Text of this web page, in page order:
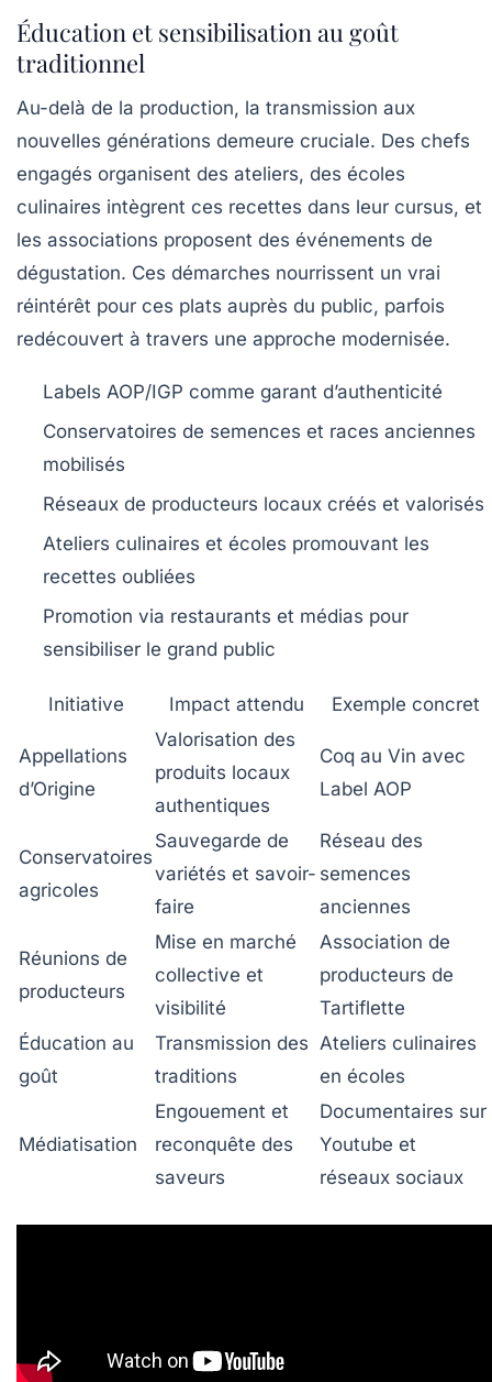
Éducation et sensibilisation au goût
traditionnel
Au-delà de la production, la transmission aux
nouvelles générations demeure cruciale. Des chefs
engagés organisent des ateliers, des écoles
culinaires intègrent ces recettes dans leur cursus, et
les associations proposent des événements de
dégustation. Ces démarches nourrissent un vrai
réintérêt pour ces plats auprès du public, parfois
redécouvert à travers une approche modernisée.
Labels AOP/IGP comme garant d’authenticité
Conservatoires de semences et races anciennes
mobilisés
Réseaux de producteurs locaux créés et valorisés
Ateliers culinaires et écoles promouvant les
recettes oubliées
Promotion via restaurants et médias pour
sensibiliser le grand public
Initiative Impact attendu Exemple concret
Appellations
d’Origine
Valorisation des
produits locaux
authentiques
Coq au Vin avec
Label AOP
Conservatoires
agricoles
Sauvegarde de
variétés et savoir-
faire
Réseau des
semences
anciennes
Réunions de
producteurs
Mise en marché
collective et
visibilité
Association de
producteurs de
Tartiflette
Éducation au
goût
Transmission des
traditions
Ateliers culinaires
en écoles
Médiatisation
Engouement et
reconquête des
saveurs
Documentaires sur
Youtube et
réseaux sociaux